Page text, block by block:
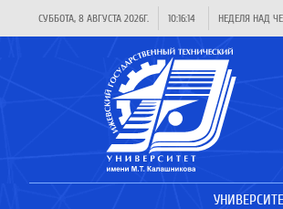
СУББОТА, 8 АВГУСТА 2026Г. 10:16:14 НЕДЕЛЯ НАД